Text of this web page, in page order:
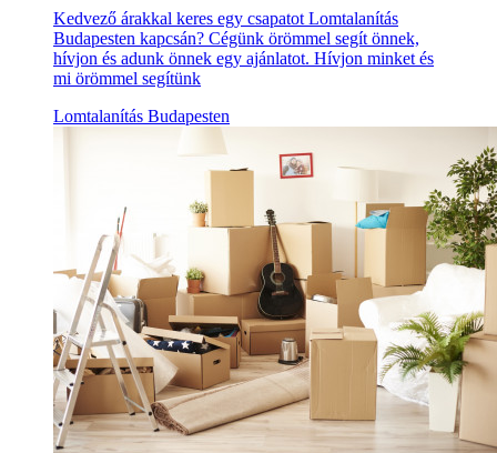
Kedvező árakkal keres egy csapatot Lomtalanítás
Budapesten kapcsán? Cégünk örömmel segít önnek,
hívjon és adunk önnek egy ajánlatot. Hívjon minket és
mi örömmel segítünk
Lomtalanítás Budapesten